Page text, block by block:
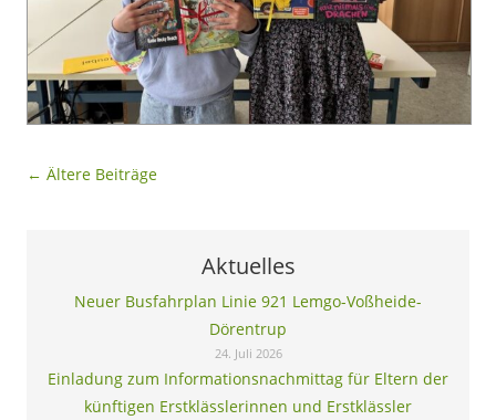
Beitragsnavigation
← Ältere Beiträge
Aktuelles
Neuer Busfahrplan Linie 921 Lemgo-Voßheide-
Dörentrup
24. Juli 2026
Einladung zum Informationsnachmittag für Eltern der
künftigen Erstklässlerinnen und Erstklässler